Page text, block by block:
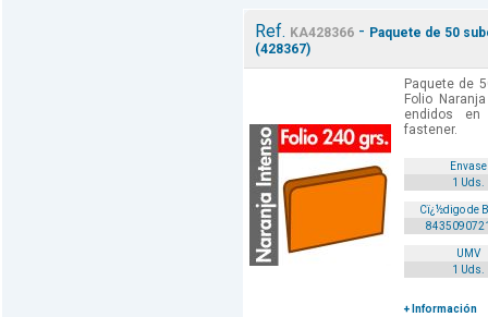
Ref. KA428366- Paquete de 50
(428367)
Paquete de
Folio
endidos
fastener.
Envase
1 Uds.
Cï¿½digo de
UMV
1 Uds.
+ Información